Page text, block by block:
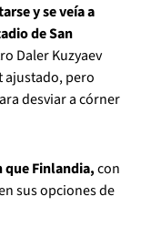
y se veía a
de San
Daler Kuzyaev
ajustado, pero
desviar a córner
Finlandia,con
sus opciones de